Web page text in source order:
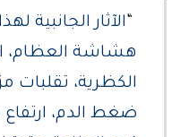
الآثار الجانبية
هشاشة العظام،
الكظرية، تقلبات
ضغط الدم،